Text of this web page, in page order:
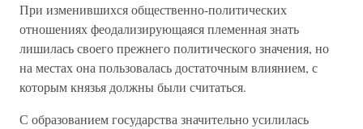
При изменившихся общественно-политических
отношениях феодализирующаяся племенная знать
лишилась своего прежнего политического значения, но
на местах она пользовалась достаточным влиянием, с
которым князья должны были считаться.
С образованием государства значительно усилилась